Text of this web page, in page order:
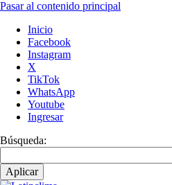
Pasar al contenido principal
Inicio
Facebook
Instagram
X
TikTok
WhatsApp
Youtube
Ingresar
Búsqueda: